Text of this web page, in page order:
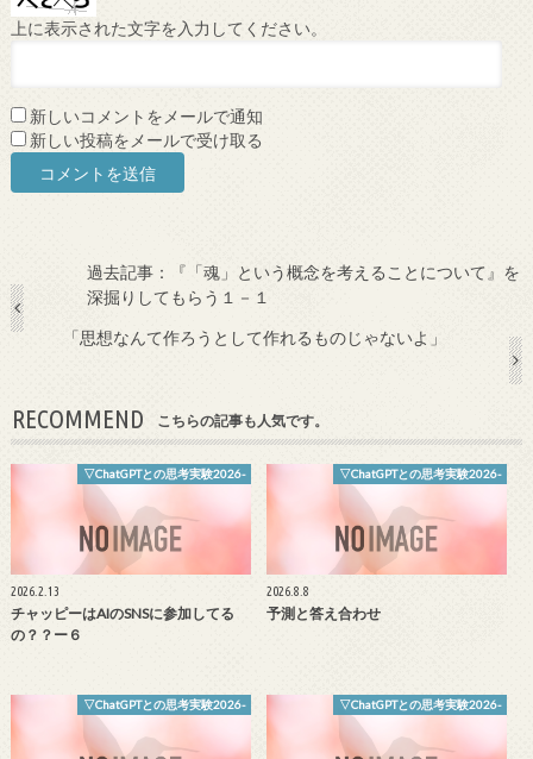
上に表示された文字を入力してください。
新しいコメントをメールで通知
新しい投稿をメールで受け取る
過去記事：『「魂」という概念を考えることについて』を
深掘りしてもらう１－１
「思想なんて作ろうとして作れるものじゃないよ」
RECOMMEND こちらの記事も人気です。
▽ChatGPTとの思考実験2026-
2026.2.13
チャッピーはAIのSNSに参加してる
の？？ー６
▽ChatGPTとの思考実験2026-
2026.8.8
予測と答え合わせ
▽ChatGPTとの思考実験2026- ▽ChatGPTとの思考実験2026-